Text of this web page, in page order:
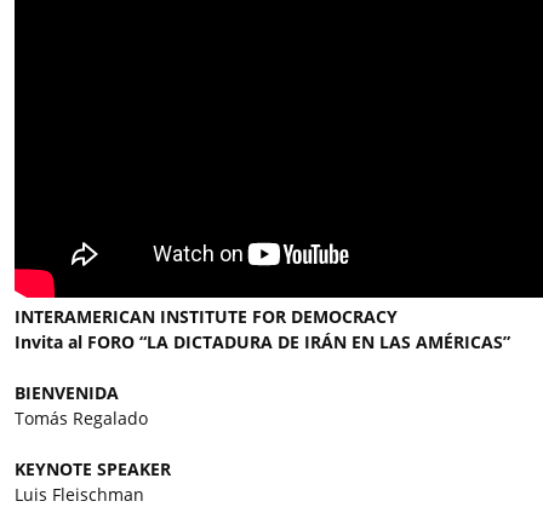
INTERAMERICAN INSTITUTE FOR DEMOCRACY
Invita al FORO “LA DICTADURA DE IRÁN EN LAS AMÉRICAS”
BIENVENIDA
Tomás Regalado
KEYNOTE SPEAKER
Luis Fleischman